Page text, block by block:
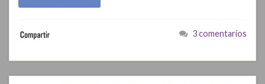
3 comentarios